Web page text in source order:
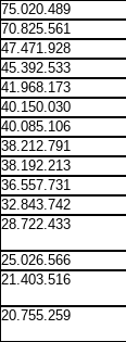
75.020.489
70.825.561
47.471.928
45.392.533
41.968.173
40.150.030
40.085.106
38.212.791
38.192.213
36.557.731
32.843.742
28.722.433
25.026.566
21.403.516
20.755.259